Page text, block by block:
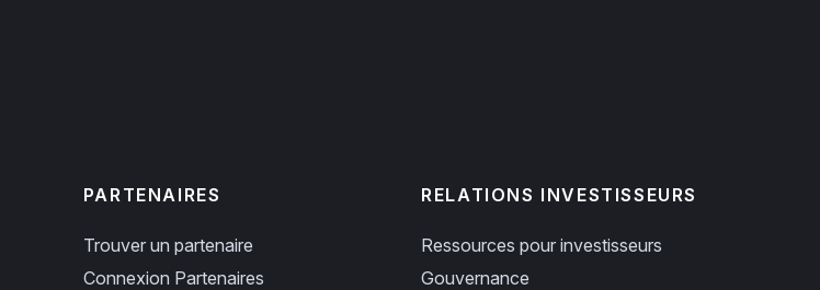
PARTENAIRES
Trouver un partenaire
Connexion Partenaires
RELATIONS INVESTISSEURS
Ressources pour investisseurs
Gouvernance